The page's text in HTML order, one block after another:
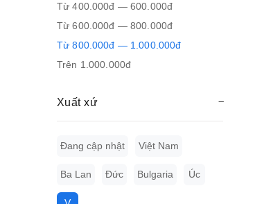
Từ 400.000đ — 600.000đ
Từ 600.000đ — 800.000đ
Từ 800.000đ — 1.000.000đ
Trên 1.000.000đ
Xuất xứ
Đang cập nhật Việt Nam
Ba Lan Đức Bulgaria Úc